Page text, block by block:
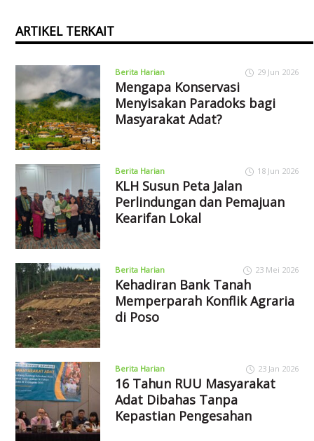
ARTIKEL TERKAIT
Berita Harian 29 Jun 2026
Mengapa Konservasi
Menyisakan Paradoks bagi
Masyarakat Adat?
Berita Harian 18 Jun 2026
KLH Susun Peta Jalan
Perlindungan dan Pemajuan
Kearifan Lokal
Berita Harian 23 Mei 2026
Kehadiran Bank Tanah
Memperparah Konflik Agraria
di Poso
Berita Harian 23 Jan 2026
16 Tahun RUU Masyarakat
Adat Dibahas Tanpa
Kepastian Pengesahan